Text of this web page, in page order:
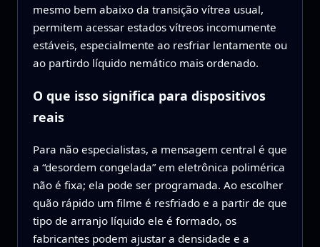
mesmo bem abaixo da transição vítrea usual,
permitem acessar estados vítreos incomumente
estáveis, especialmente ao resfriar lentamente ou
ao partirdo líquido nemático mais ordenado.
O que isso significa para dispositivos
reais
Para não especialistas, a mensagem central é que
a “desordem congelada” em eletrônica polimérica
não é fixa; ela pode ser programada. Ao escolher
quão rápido um filme é resfriado e a partir de que
tipo de arranjo líquido ele é formado, os
fabricantes podem ajustar a densidade e a